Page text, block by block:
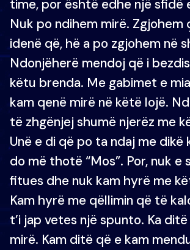
time, por është edhe një sfidë
Nuk po ndihem mirë.
idenë që, hë a po zgjohem në
Ndonjëherë mendoj që i
këtu brenda. Me gabimet e
kam qenë mirë në këtë lojë.
të zhgënjej shumë njerëz me
Unë e di që po ta ndaj me dikë
do më thotë “Mos”. Por, nuk e
fitues dhe nuk kam hyrë me
Kam hyrë me qëllimin që të
t’i jap vetes një spunto. Ka
mirë. Kam ditë që e kam